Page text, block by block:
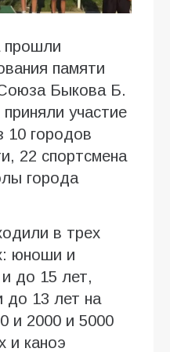
прошли
памяти
Быкова Б.
участие
10 городов
22 спортсмена
города
в трех
юноши и
до 15 лет,
до 13 лет на
и 2000 и 5000
и каноэ